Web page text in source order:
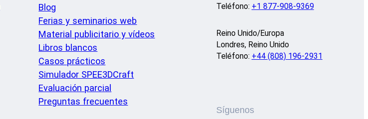
Blog
Ferias y seminarios web
Material publicitario y vídeos
Libros blancos
Casos prácticos
Simulador SPEE3DCraft
Evaluación parcial
Preguntas frecuentes
Teléfono: +1 877-908-9369
Reino Unido/Europa
Londres, Reino Unido
Teléfono: +44 (808) 196-2931
Síguenos